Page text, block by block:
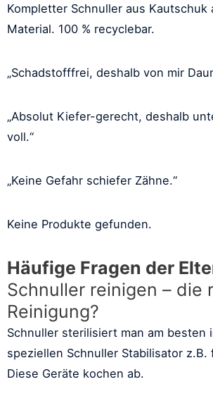
Kompletter Schnuller aus Kautschuk
Material. 100 % recyclebar.
„Schadstofffrei, deshalb von mir
„Absolut Kiefer-gerecht, deshalb
voll.“
„Keine Gefahr schiefer Zähne.“
Keine Produkte gefunden.
Häufige Fragen der
Schnuller reinigen – die
Reinigung?
Schnuller sterilisiert man am besten
speziellen Schnuller Stabilisator z.B.
Diese Geräte kochen ab.